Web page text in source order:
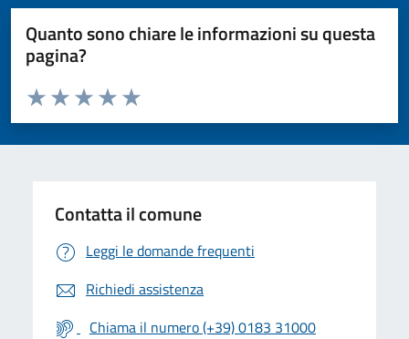
Quanto sono chiare le informazioni su questa
pagina?
Valuta da 1 a 5 stelle la pagina
Valuta 5 stelle su 5
Valuta 4 stelle su 5
Valuta 3 stelle su 5
Valuta 2 stelle su 5
Valuta 1 stelle su 5
Contatta il comune
Leggi le domande frequenti
Richiedi assistenza
Chiama il numero (+39) 0183 31000